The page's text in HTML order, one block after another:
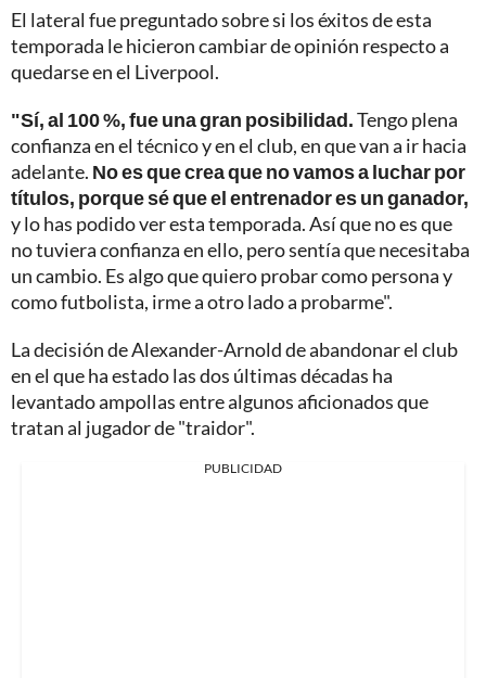
El lateral fue preguntado sobre si los éxitos de esta
temporada le hicieron cambiar de opinión respecto a
quedarse en el Liverpool.
"Sí, al 100 %, fue una gran posibilidad.Tengo plena
confianza en el técnico y en el club, en que van a ir hacia
adelante. No es que crea que no vamos a luchar por
títulos, porque sé que el entrenador es un ganador,
y lo has podido ver esta temporada. Así que no es que
no tuviera confianza en ello, pero sentía que necesitaba
un cambio. Es algo que quiero probar como persona y
como futbolista, irme a otro lado a probarme".
La decisión de Alexander-Arnold de abandonar el club
en el que ha estado las dos últimas décadas ha
levantado ampollas entre algunos aficionados que
tratan al jugador de "traidor".
PUBLICIDAD